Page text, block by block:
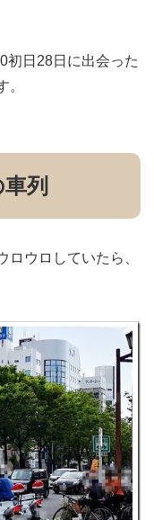
初日28日に出会った
。
列
ロウロしていたら、